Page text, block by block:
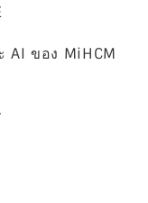
AI ของ MiHCM